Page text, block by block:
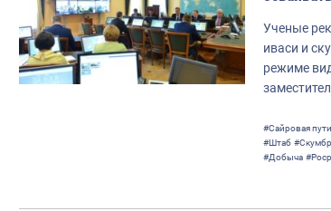
Ученые
иваси и
режиме
#Сайровая
#Штаб
#Добыча